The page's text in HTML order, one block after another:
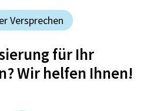
Versprechen
für Ihr
Wir helfen Ihnen!